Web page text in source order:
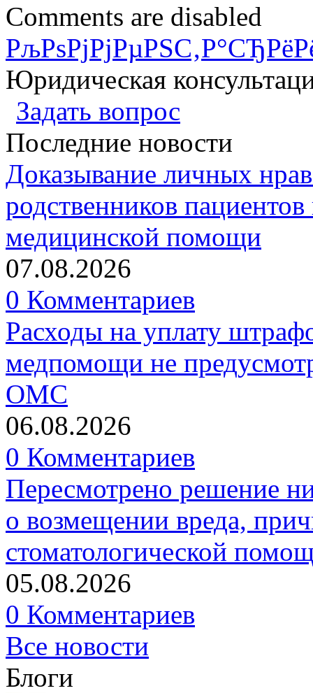
Comments are disabled
Юридическая
Задать вопрос
Последние новости
Доказывание личных
родственников
медицинской помощи
07.08.2026
0 Комментариев
Расходы на уплату
медпомощи не
ОМС
06.08.2026
0 Комментариев
Пересмотрено решение
о возмещении вреда,
стоматологической
05.08.2026
0 Комментариев
Все новости
Блоги